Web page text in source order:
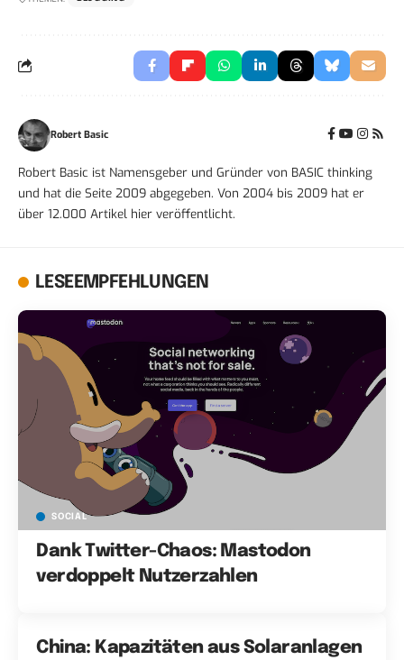
Robert Basic
Robert Basic ist Namensgeber und Gründer von BASIC thinking
und hat die Seite 2009 abgegeben. Von 2004 bis 2009 hat er
über 12.000 Artikel hier veröffentlicht.
LESEEMPFEHLUNGEN
SOCIAL
Dank Twitter-Chaos: Mastodon
verdoppelt Nutzerzahlen
China: Kapazitäten aus Solaranlagen